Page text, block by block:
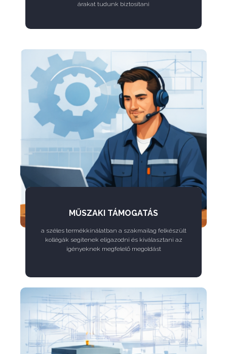
árakat tudunk biztosítani
MŰSZAKI TÁMOGATÁS
a széles termékkínálatban a szakmailag felkészült
kollégák segítenek eligazodni és kiválasztani az
igényeknek megfelelő megoldást